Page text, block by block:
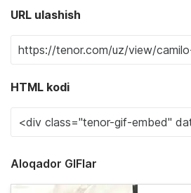
URL ulashish
HTML kodi
Aloqador GIFlar